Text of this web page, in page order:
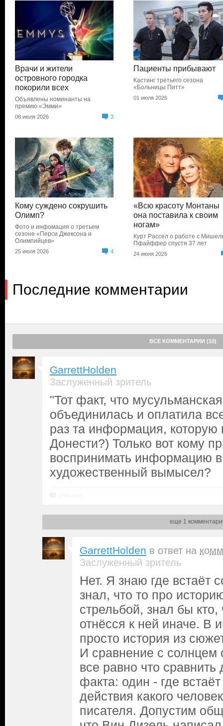
Врачи и жители
островного городка
покорили всех
Объявлены номинанты на
премию «Эмми»
08 июля 2026 3
Пациенты прибывают
Кастинг третьего сезона
«Больницы Питт»
01 июля 2026
Кому суждено сокрушить
Олимп?
Фото и инфомация о третьем
сезоне «Перси Джексона и
Олимпийцев»
25 июля 2026 4
«Всю красоту Монтаны
она поставила к своим
ногам»
Курт Рассел о работе с
Пфайффер спустя 37 лет
24 июня 2026
Последние комментарии
ВСЕ КОММЕНТАРИИ (10)
GarrettHolden
Заслуженный зритель
"Тот факт, что
объединилась и оплатила
раз та информация,
Донести?) Только вот кому
воспринимать информацию
художественный вымысел?
еще 1
GarrettHolden в ответ на
Заслуженный зритель
Нет. Я знаю где встаёт
знал, что то про
стрельбой, знал бы
отнёсся к ней иначе. В
просто история из
И сравнение с солнцем
все равно что
факта: один - где
действия какого
писателя. Допустим